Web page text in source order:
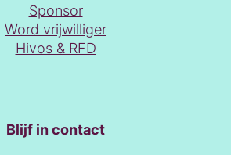
Sponsor
Word vrijwilliger
Hivos & RFD
Blijf in contact